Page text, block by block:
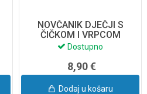
NOVČANIK DJEČJI S
ČIČKOM I VRPCOM
BUTTERFLAY 7-95626
Dostupno
8,90 €
Dodaj u košaru